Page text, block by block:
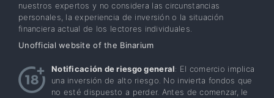
nuestros expertos y no considera las circunstancias
personales, la experiencia de inversión o la situación
financiera actual de los lectores individuales.
Unofficial website of the Binarium
Notificación de riesgo general: El comercio implica
una inversión de alto riesgo. No invierta fondos que
no esté dispuesto a perder. Antes de comenzar, le